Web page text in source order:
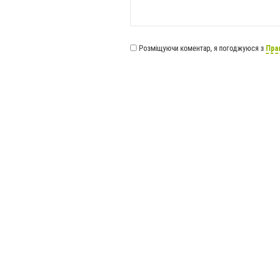
Розміщуючи коментар, я погоджуюся з